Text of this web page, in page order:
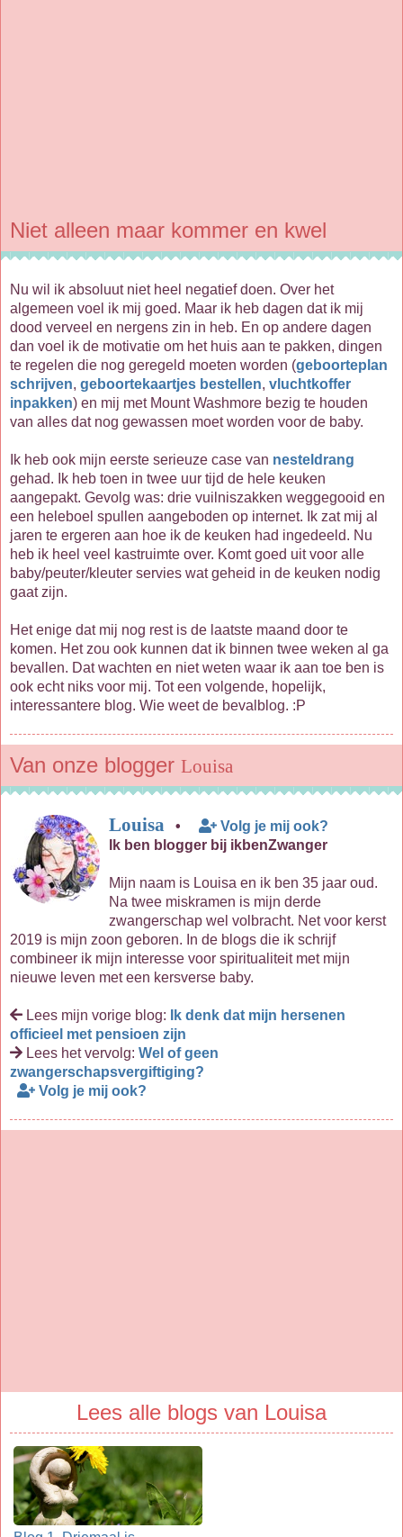
Niet alleen maar kommer en kwel
Nu wil ik absoluut niet heel negatief doen. Over het
algemeen voel ik mij goed. Maar ik heb dagen dat ik mij
dood verveel en nergens zin in heb. En op andere dagen
dan voel ik de motivatie om het huis aan te pakken, dingen
te regelen die nog geregeld moeten worden (geboorteplan
schrijven, geboortekaartjes bestellen, vluchtkoffer
inpakken) en mij met Mount Washmore bezig te houden
van alles dat nog gewassen moet worden voor de baby.
Ik heb ook mijn eerste serieuze case van nesteldrang
gehad. Ik heb toen in twee uur tijd de hele keuken
aangepakt. Gevolg was: drie vuilniszakken weggegooid en
een heleboel spullen aangeboden op internet. Ik zat mij al
jaren te ergeren aan hoe ik de keuken had ingedeeld. Nu
heb ik heel veel kastruimte over. Komt goed uit voor alle
baby/peuter/kleuter servies wat geheid in de keuken nodig
gaat zijn.
Het enige dat mij nog rest is de laatste maand door te
komen. Het zou ook kunnen dat ik binnen twee weken al ga
bevallen. Dat wachten en niet weten waar ik aan toe ben is
ook echt niks voor mij. Tot een volgende, hopelijk,
interessantere blog. Wie weet de bevalblog. :P
Van onze blogger Louisa
Louisa •
Volg je mij ook?
Ik ben blogger bij ikbenZwanger
Mijn naam is Louisa en ik ben 35 jaar oud.
Na twee miskramen is mijn derde
zwangerschap wel volbracht. Net voor kerst
2019 is mijn zoon geboren. In de blogs die ik schrijf
combineer ik mijn interesse voor spiritualiteit met mijn
nieuwe leven met een kersverse baby.
Lees mijn vorige blog:
Ik denk dat mijn hersenen
officieel met pensioen zijn
Lees het vervolg: Wel of geen
zwangerschapsvergiftiging?
Volg je mij ook?
Lees alle blogs van Louisa